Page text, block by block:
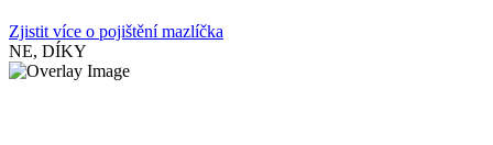
Zjistit více o pojištění mazlíčka
NE, DÍKY